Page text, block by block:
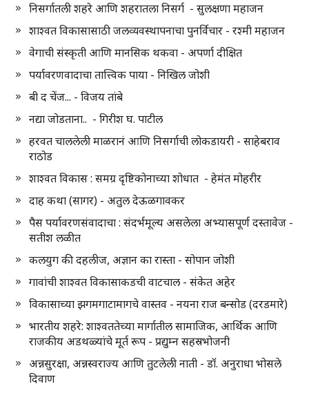
निसर्गातली शहरे आणि शहरातला निसर्ग - सुलक्षणा महाजन
शाश्वत विकासासाठी जलव्यवस्थापनाचा पुनर्विचार - रश्मी महाजन
वेगाची संस्कृती आणि मानसिक थकवा - अपर्णा दीक्षित
पर्यावरणवादाचा तात्त्विक पाया - निखिल जोशी
बी द चेंज... - विजय तांबे
नद्या जोडताना.. - गिरीश घ. पाटील
हरवत चाललेली माळरानं आणि निसर्गाची लोकडायरी - साहेबराव
राठोड
शाश्वत विकास : समग्र दृष्टिकोनाच्या शोधात - हेमंत मोहरीर
दाह कथा (सागर) - अतुल देऊळगावकर
पैस पर्यावरणसंवादाचा : संदर्भमूल्य असलेला अभ्यासपूर्ण दस्तावेज -
सतीश लळीत
कलयुग की दहलीज, अज्ञान का रास्ता - सोपान जोशी
गावांची शाश्वत विकासाकडची वाटचाल - संकेत अहेर
विकासाच्या झगमगाटामागचे वास्तव - नयना राज बन्सोड (दरडमारे)
भारतीय शहरे: शाश्वततेच्या मार्गातील सामाजिक, आर्थिक आणि
राजकीय अडथळ्यांचे मूर्त रूप - प्रद्युम्न सहस्रभोजनी
अन्नसुरक्षा, अन्नस्वराज्य आणि तुटलेली नाती - डॉ. अनुराधा भोसले
दिवाण